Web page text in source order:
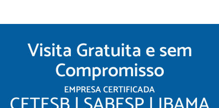
Visita Gratuita e sem
Compromisso
EMPRESA CERTIFICADA